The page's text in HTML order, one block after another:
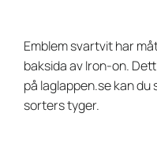
Emblem svartvit har
baksida av Iron-on.
på laglappen.se kan
sorters tyger.